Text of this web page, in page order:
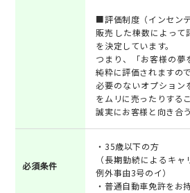
■評価制度（インセン
販売した棟数によって
を決定しています。
つまり、「お客様の夢
純粋に評価されますので
必要のないオプション
をムリに売ったりする
誠実にお客様と向き合
必須条件
・35歳以下の方
（長期勤続によるキャ
例外事由3号のイ）
・普通自動車免許をお